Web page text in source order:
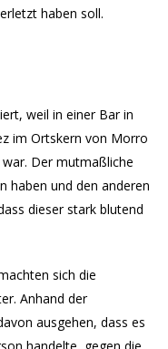
haben soll.
weil in einer Bar in
im Ortskern von Morro
Der mutmaßliche
haben und den anderen
dieser stark blutend
sich die
Anhand der
ausgehen, dass es